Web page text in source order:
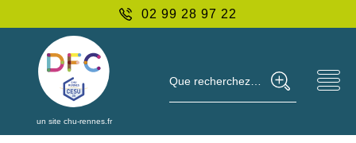
02 99 28 97 22
un site chu-rennes.fr
Que recherchez-vous ?